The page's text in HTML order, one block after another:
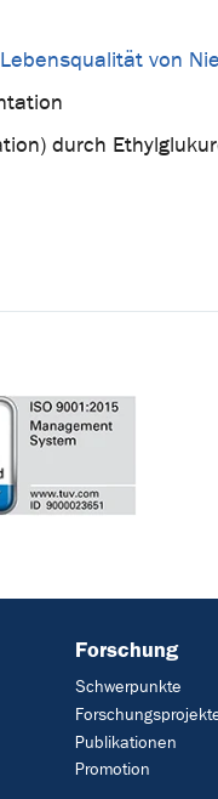
von
durch
Forschung
Schwerpunkte
Publikationen
Promotion